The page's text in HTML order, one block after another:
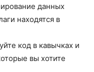
данных
находятся в
код в кавычках и
вы хотите